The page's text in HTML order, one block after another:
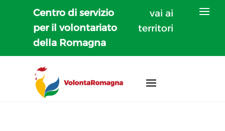
Centro di servizio
per il volontariato
della Romagna
vai ai
territori